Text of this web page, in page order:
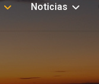
Noticias